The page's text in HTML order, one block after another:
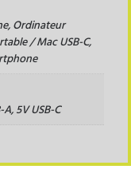
Ordinateur
/ Mac USB-C,
5V USB-C